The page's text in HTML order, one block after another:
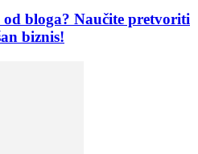
bloga? Naučite pretvoriti
biznis!